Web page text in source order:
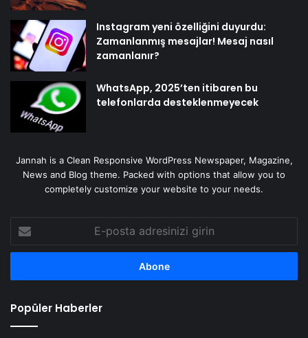
Instagram yeni özelliğini duyurdu:
Zamanlanmış mesajlar! Mesaj nasıl
zamanlanır?
WhatsApp, 2025’ten itibaren bu
telefonlarda desteklenmeyecek
Jannah is a Clean Responsive WordPress Newspaper, Magazine,
News and Blog theme. Packed with options that allow you to
completely customize your website to your needs.
posta
adresinizi
Popüler Haberler